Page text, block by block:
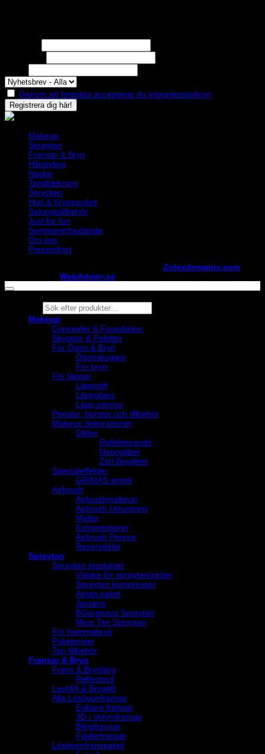
Genom att fortsätta accepterar du integritetspolicyn
Makeup
Spraytan
Fransar & Bryn
Hårstyling
Naglar
Tandblekning
Smycken
Hud & Kroppsvård
Salongstillbehör
Just for fun
Sommarerbjudande
Om oss
Presentkort
Zolexdomains.com
WebAdmin.se
Products
search
Makeup
Concealer & Foundation
Skuggor & Paletter
För Ögon & Bryn
Ögonskuggor
För bryn
För läppar
Läppstift
Läppglans
Läpp pennor
Penslar, borstar och tillbehör
Makeup dekorationer
Glitter
Reflekterande
Neonglitter
Ztirl Bioglitter
Specialeffekter
GRIMAS smink
Airbrush
Airbrushmakeup
Airbrush Utrustning
Mallar
Kompressorer
Airbrush Pennor
Reservdelar
Spraytan
Spraytan produkter
Vätska för spraytan/airtan
Spraytan kompressor
Airtan paket
Jantana
BGorgeous Spraytan
Mine Tan Spraytan
För hemmabruk
Paketpriser
Tan tillbehör
Fransar & Bryn
Frans & Brynfärg
Reflectocil
Lashlift & Browlift
Alla Lösögonfransar
Enklare fransar
3D / Volymfransar
Blingfransar
Fjäderfransar
Lösögonfranspaket